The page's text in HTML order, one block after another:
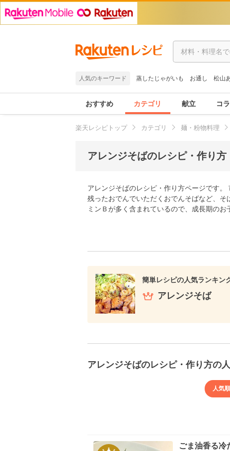
人気のキーワード 蒸したじゃがいも お通し 松山
おすすめ カテゴリ 献立 コ
楽天レシピトップ カテゴリ 麺・粉物料理
アレンジそばのレシピ・作り方
アレンジそばのレシピ・作り方ページです。
残ったおでんでいただくおでんそばなど、
ミンＢが多く含まれているので、成長期のお
簡単レシピの人気ランキン
アレンジそば
アレンジそばのレシピ・作り方の
人気
ごま油香る冷